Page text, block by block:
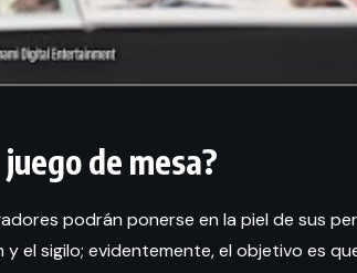
de mesa?
podrán ponerse en la piel de sus
el sigilo; evidentemente, el objetivo es